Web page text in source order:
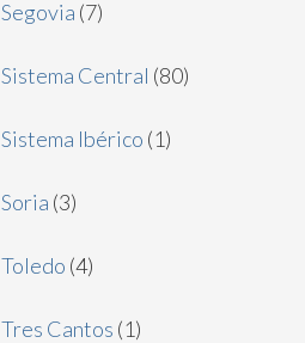
Segovia (7)
Sistema Central (80)
Sistema Ibérico (1)
Soria (3)
Toledo (4)
Tres Cantos (1)